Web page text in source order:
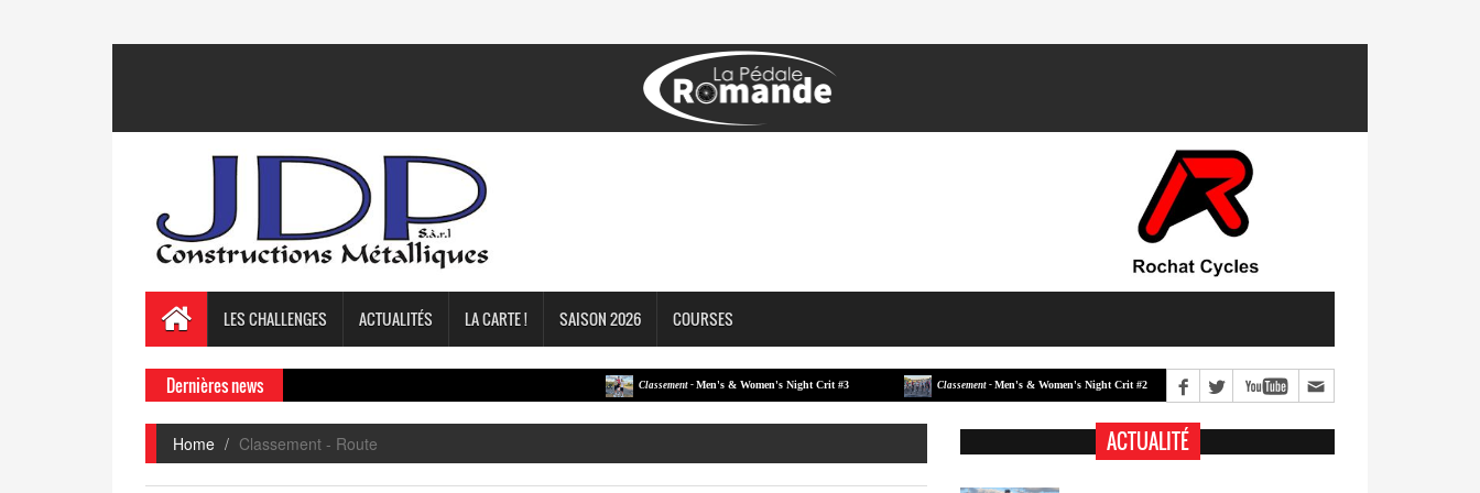
LES CHALLENGES ACTUALITÉS LA CARTE ! SAISON 2026 COURSES
Dernières news Classement -Men's & Women's Night Crit #3 Classement -Men's & Women's Night Crit #2 Classement -Men's & Women's Night Crit #1
Home Classement - Route ACTUALITÉ